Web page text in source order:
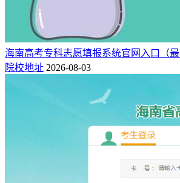
海南高考专科志愿填报系统官网入口（最
院校地址 2026-08-03